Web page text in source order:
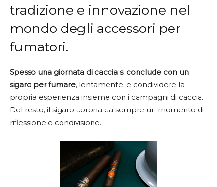
tradizione e innovazione nel
mondo degli accessori per
fumatori.
Spesso una giornata di caccia si conclude con un
sigaro per fumare, lentamente, e condividere la
propria esperienza insieme con i campagni di caccia.
Del resto, il sigaro corona da sempre un momento di
riflessione e condivisione.